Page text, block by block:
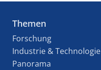
Themen
Forschung
Industrie & Technologie
Panorama